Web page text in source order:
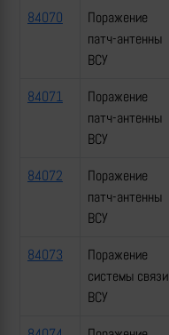
84070
Поражение
патч-антенны
ВСУ
84071
Поражение
патч-антенны
ВСУ
84072
Поражение
патч-антенны
ВСУ
84073
Поражение
системы связи
ВСУ